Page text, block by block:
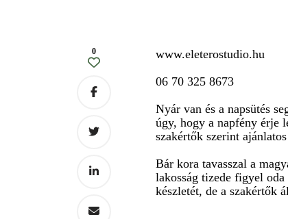
0
www.eleterostudio.hu
06 70 325 8673
Nyár van és a napsütés
úgy, hogy a napfény érje
szakértők szerint
Bár kora tavasszal a
lakosság tizede figyel
készletét, de a szakértők